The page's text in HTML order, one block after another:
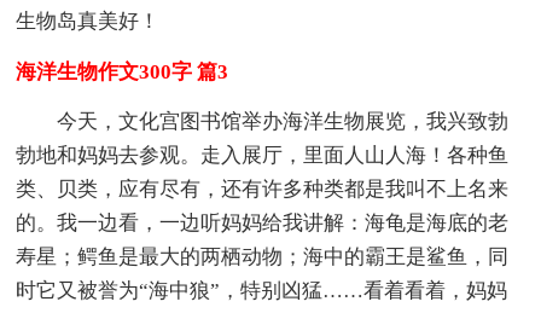
生物岛真美好！
海洋生物作文300字 篇3
今天，文化宫图书馆举办海洋生物展览，我兴致勃
勃地和妈妈去参观。走入展厅，里面人山人海！各种鱼
类、贝类，应有尽有，还有许多种类都是我叫不上名来
的。我一边看，一边听妈妈给我讲解：海龟是海底的老
寿星；鳄鱼是最大的两栖动物；海中的霸王是鲨鱼，同
时它又被誉为“海中狼”，特别凶猛……看着看着，妈妈